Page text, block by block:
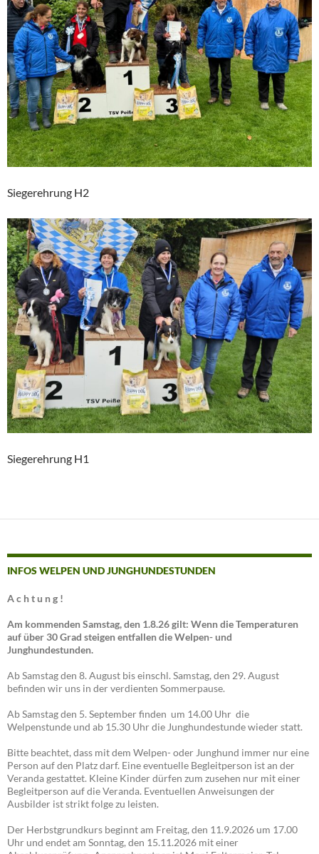
Siegerehrung H2
Siegerehrung H1
INFOS WELPEN UND JUNGHUNDESTUNDEN
A c h t u n g !
Am kommenden Samstag, den 1.8.26 gilt: Wenn die Temperaturen
auf über 30 Grad steigen entfallen die Welpen- und
Junghundestunden.
Ab Samstag den 8. August bis einschl. Samstag, den 29. August
befinden wir uns in der verdienten Sommerpause.
Ab Samstag den 5. September finden um 14.00 Uhr die
Welpenstunde und ab 15.30 Uhr die Junghundestunde wieder statt.
Bitte beachtet, dass mit dem Welpen- oder Junghund immer nur eine
Person auf den Platz darf. Eine eventuelle Begleitperson ist an der
Veranda gestattet. Kleine Kinder dürfen zum zusehen nur mit einer
Begleitperson auf die Veranda. Eventuellen Anweisungen der
Ausbilder ist strikt folge zu leisten.
Der Herbstgrundkurs beginnt am Freitag, den 11.9.2026 um 17.00
Uhr und endet am Sonntag, den 15.11.2026 mit einer